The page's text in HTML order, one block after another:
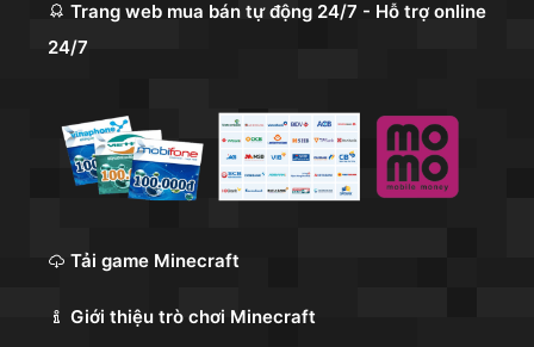
Trang web mua bán tự động 24/7 - Hỗ trợ online
24/7
Tải game Minecraft
Giới thiệu trò chơi Minecraft